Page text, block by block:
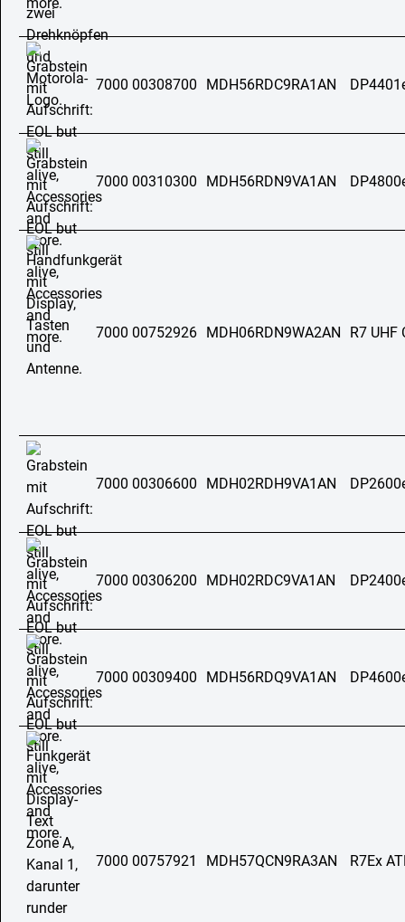
7000 00308700 MDH56RDC9RA1AN
7000 00310300 MDH56RDN9VA1AN
7000 00752926 MDH06RDN9WA2AN R7 UHF
7000 00306600 MDH02RDH9VA1AN
7000 00306200 MDH02RDC9VA1AN
7000 00309400 MDH56RDQ9VA1AN
7000 00757921 MDH57QCN9RA3AN R7Ex